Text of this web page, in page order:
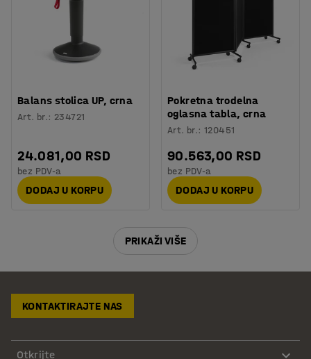
Balans stolica UP, crna
Art. br.: 234721
24.081,00 RSD
bez PDV-a
DODAJ U KORPU
Pokretna trodelna
oglasna tabla, crna
Art. br.:120451
90.563,00 RSD
bez PDV-a
DODAJ U KORPU
PRIKAŽI VIŠE
KONTAKTIRAJTE NAS
Otkrijte